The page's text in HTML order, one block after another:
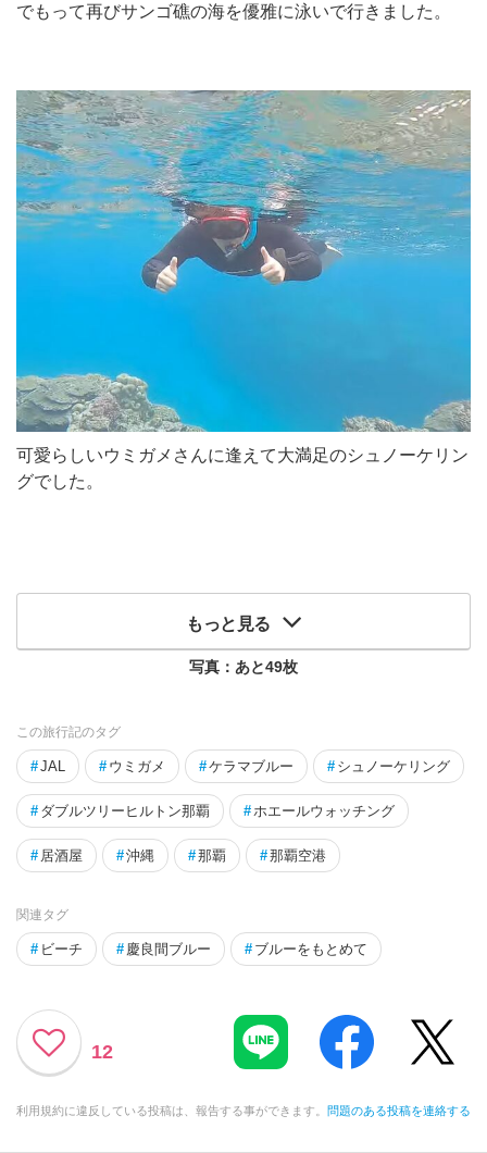
でもって再びサンゴ礁の海を優雅に泳いで行きました。
可愛らしいウミガメさんに逢えて大満足のシュノーケリン
グでした。
もっと見る
写真：あと49枚
この旅行記のタグ
#JAL # ウミガメ #ケラマブルー # シュノーケリング
# ダブルツリーヒルトン那覇 #ホエールウォッチング
# 居酒屋 #沖縄 #那覇 #那覇空港
関連タグ
# ビーチ # 慶良間ブルー # ブルーをもとめて
12
利用規約に違反している投稿は、報告する事ができます。 問題のある投稿を連絡する